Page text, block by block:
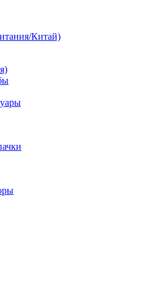
Китай)